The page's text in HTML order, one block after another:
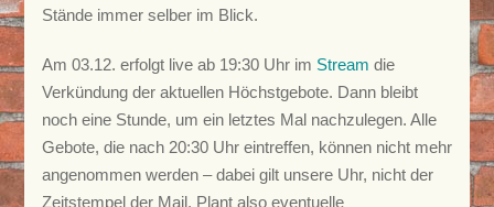
Stände immer selber im Blick.
Am 03.12. erfolgt live ab 19:30 Uhr im Stream die
Verkündung der aktuellen Höchstgebote. Dann bleibt
noch eine Stunde, um ein letztes Mal nachzulegen. Alle
Gebote, die nach 20:30 Uhr eintreffen, können nicht mehr
angenommen werden – dabei gilt unsere Uhr, nicht der
Zeitstempel der Mail. Plant also eventuelle